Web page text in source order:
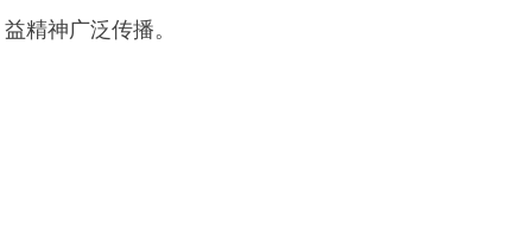
益精神广泛传播。